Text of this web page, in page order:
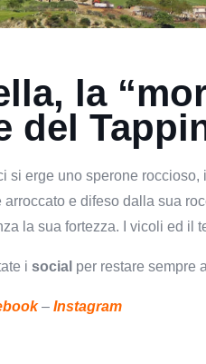
la
del
si erge uno sperone roccioso,
arroccato e difeso dalla sua
la sua fortezza. I vicoli ed il
i social per restare sempre
– Instagram